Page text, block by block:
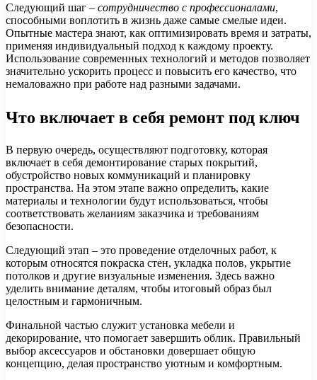
Следующий шаг – сотрудничество с профессионалами,
способными воплотить в жизнь даже самые смелые идеи.
Опытные мастера знают, как оптимизировать время и затраты,
применяя индивидуальный подход к каждому проекту.
Использование современных технологий и методов позволяет
значительно ускорить процесс и повысить его качество, что
немаловажно при работе над разными задачами.
Что включает в себя ремонт под ключ
В первую очередь, осуществляют подготовку, которая
включает в себя демонтирование старых покрытий,
обустройство новых коммуникаций и планировку
пространства. На этом этапе важно определить, какие
материалы и технологии будут использоваться, чтобы
соответствовать желаниям заказчика и требованиям
безопасности.
Следующий этап – это проведение отделочных работ, к
которым относятся покраска стен, укладка полов, укрытие
потолков и другие визуальные изменения. Здесь важно
уделить внимание деталям, чтобы итоговый образ был
целостным и гармоничным.
Финальной частью служит установка мебели и
декорирование, что помогает завершить облик. Правильный
выбор аксессуаров и обстановки довершает общую
концепцию, делая пространство уютным и комфортным.